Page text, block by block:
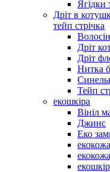
Ягідки
Дріт в
тейп стрічка
Дріт
Дріт
Нитка
Тейп
екошкіра
Вініл
Джинс
Еко